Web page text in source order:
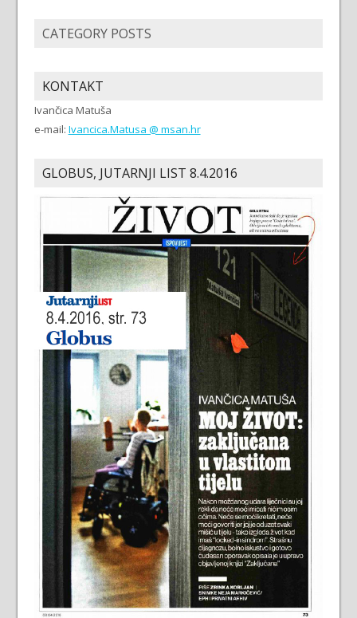
CATEGORY POSTS
KONTAKT
Ivančica Matuša
e-mail: Ivancica.Matusa @ msan.hr
GLOBUS, JUTARNJI LIST 8.4.2016